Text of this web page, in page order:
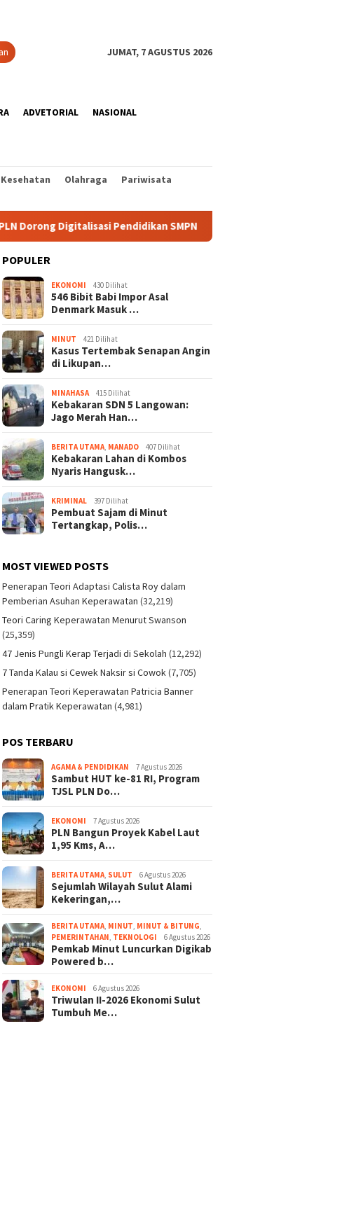
JUMAT, 7 AGUSTUS 2026
ADVETORIAL NASIONAL
Kesehatan Olahraga
Pariwisata
Pendidikan SMPN 1 Palu
POPULER
EKONOMI 430 Dilihat
546 Bibit Babi Impor Asal
Denmark Masuk …
MINUT 421 Dilihat
Kasus Tertembak Senapan Angin
di Likupan…
MINAHASA 415 Dilihat
Kebakaran SDN 5 Langowan:
Jago Merah Han…
BERITA UTAMA, MANADO 407 Dilihat
Kebakaran Lahan di Kombos
Nyaris Hangusk…
KRIMINAL 397 Dilihat
Pembuat Sajam di Minut
Tertangkap, Polis…
MOST VIEWED POSTS
Penerapan Teori Adaptasi Calista Roy dalam
Pemberian Asuhan Keperawatan (32,219)
Teori Caring Keperawatan Menurut Swanson
(25,359)
47 Jenis Pungli Kerap Terjadi di Sekolah (12,292)
7 Tanda Kalau si Cewek Naksir si Cowok(7,705)
Penerapan Teori Keperawatan Patricia Banner
dalam Pratik Keperawatan (4,981)
POS TERBARU
AGAMA & PENDIDIKAN 7 Agustus 2026
Sambut HUT ke-81 RI, Program
TJSL PLN Do…
EKONOMI 7 Agustus 2026
PLN Bangun Proyek Kabel Laut
1,95 Kms, A…
BERITA UTAMA, SULUT 6 Agustus 2026
Sejumlah Wilayah Sulut Alami
Kekeringan,…
BERITA UTAMA, MINUT, MINUT & BITUNG,
PEMERINTAHAN, TEKNOLOGI 6 Agustus 2026
Pemkab Minut Luncurkan Digikab
Powered b…
EKONOMI 6 Agustus 2026
Triwulan II-2026 Ekonomi Sulut
Tumbuh Me…